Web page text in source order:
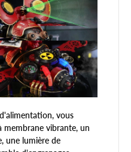
vous
membrane vibrante, un
une lumière de